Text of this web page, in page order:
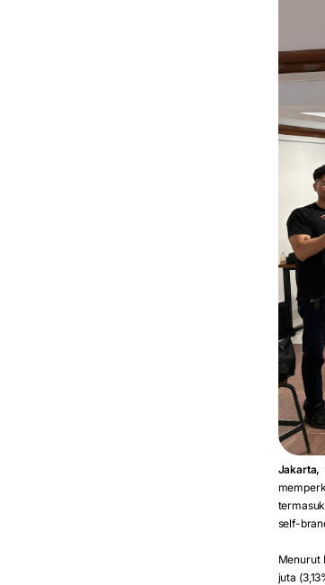
self-
Menurut
juta